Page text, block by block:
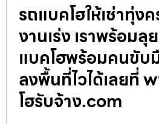
รถแบคโฮให้เช่าทุ่ง
งานเร่ง เราพร้อมลุ
แบคโฮพร้อมคนขับ
ลงพื้นที่ไวได้เลยที่
โฮรับจ้าง.com